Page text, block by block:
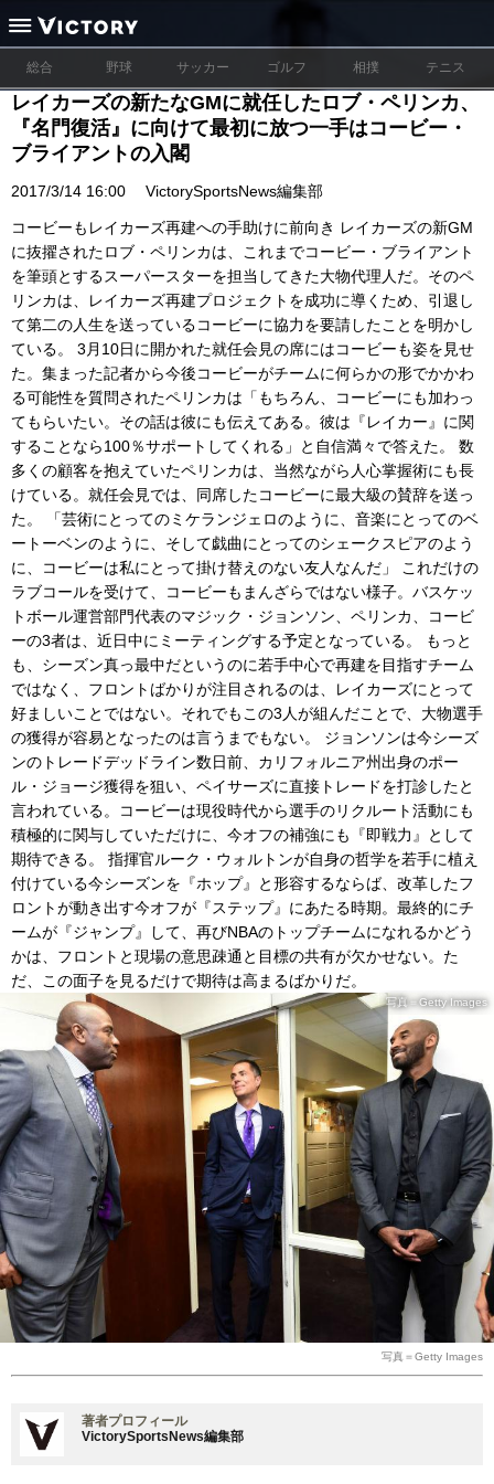
総合 野球 サッカー ゴルフ 相撲 テニス
レイカーズの新たなGMに就任したロブ・ペリンカ、
『名門復活』に向けて最初に放つ一手はコービー・
ブライアントの入閣
2017/3/14 16:00 VictorySportsNews編集部
コービーもレイカーズ再建への手助けに前向き レイカーズの新GM
に抜擢されたロブ・ペリンカは、これまでコービー・ブライアント
を筆頭とするスーパースターを担当してきた大物代理人だ。そのペ
リンカは、レイカーズ再建プロジェクトを成功に導くため、引退し
て第二の人生を送っているコービーに協力を要請したことを明かし
ている。 3月10日に開かれた就任会見の席にはコービーも姿を見せ
た。集まった記者から今後コービーがチームに何らかの形でかかわ
る可能性を質問されたペリンカは「もちろん、コービーにも加わっ
てもらいたい。その話は彼にも伝えてある。彼は『レイカー』に関
することなら100％サポートしてくれる」と自信満々で答えた。 数
多くの顧客を抱えていたペリンカは、当然ながら人心掌握術にも長
けている。就任会見では、同席したコービーに最大級の賛辞を送っ
た。 「芸術にとってのミケランジェロのように、音楽にとってのベ
ートーベンのように、そして戯曲にとってのシェークスピアのよう
に、コービーは私にとって掛け替えのない友人なんだ」 これだけの
ラブコールを受けて、コービーもまんざらではない様子。バスケッ
トボール運営部門代表のマジック・ジョンソン、ペリンカ、コービ
ーの3者は、近日中にミーティングする予定となっている。 もっと
も、シーズン真っ最中だというのに若手中心で再建を目指すチーム
ではなく、フロントばかりが注目されるのは、レイカーズにとって
好ましいことではない。それでもこの3人が組んだことで、大物選手
の獲得が容易となったのは言うまでもない。 ジョンソンは今シーズ
ンのトレードデッドライン数日前、カリフォルニア州出身のポー
ル・ジョージ獲得を狙い、ペイサーズに直接トレードを打診したと
言われている。コービーは現役時代から選手のリクルート活動にも
積極的に関与していただけに、今オフの補強にも『即戦力』として
期待できる。 指揮官ルーク・ウォルトンが自身の哲学を若手に植え
付けている今シーズンを『ホップ』と形容するならば、改革したフ
ロントが動き出す今オフが『ステップ』にあたる時期。最終的にチ
ームが『ジャンプ』して、再びNBAのトップチームになれるかどう
かは、フロントと現場の意思疎通と目標の共有が欠かせない。た
だ、この面子を見るだけで期待は高まるばかりだ。
写真＝Getty Images
写真＝Getty Images
著者プロフィール
VictorySportsNews編集部